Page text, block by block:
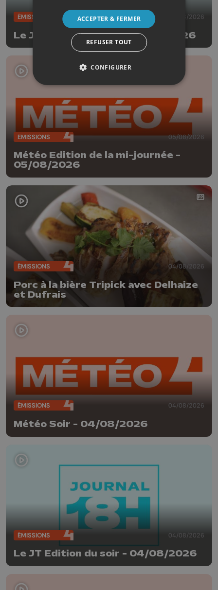
ÉMISSIONS 05/08/2026
Le JT Edition du soir - 05/08/2026
ÉMISSIONS 05/08/2026
Météo Edition de la mi-journée -
05/08/2026
ÉMISSIONS 04/08/2026
Porc à la bière Tripick avec Delhaize
et Dufrais
ÉMISSIONS 04/08/2026
Météo Soir - 04/08/2026
ÉMISSIONS 04/08/2026
Le JT Edition du soir - 04/08/2026
ACCEPTER & FERMER
REFUSER TOUT
CONFIGURER